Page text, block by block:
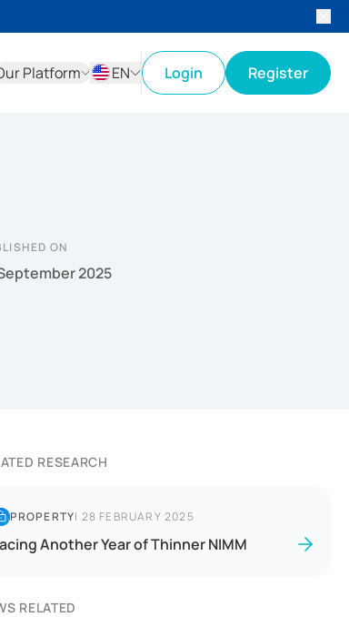
Platform
EN
Login Register
ON
2025
RESEARCH
PROPERTY| 28 FEBRUARY 2025
Another Year of Thinner NIMM
RELATED